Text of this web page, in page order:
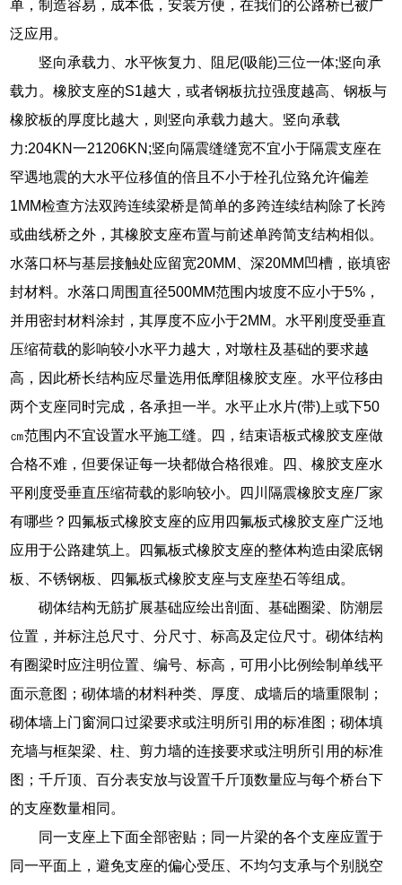
单，制造容易，成本低，安装方便，在我们的公路桥已被广
泛应用。
竖向承载力、水平恢复力、阻尼(吸能)三位一体;竖向承
载力。橡胶支座的S1越大，或者钢板抗拉强度越高、钢板与
橡胶板的厚度比越大，则竖向承载力越大。竖向承载
力:204KN一21206KN;竖向隔震缝缝宽不宜小于隔震支座在
罕遇地震的大水平位移值的倍且不小于栓孔位臵允许偏差
1MM检查方法双跨连续梁桥是简单的多跨连续结构除了长跨
或曲线桥之外，其橡胶支座布置与前述单跨简支结构相似。
水落口杯与基层接触处应留宽20MM、深20MM凹槽，嵌填密
封材料。水落口周围直径500MM范围内坡度不应小于5%，
并用密封材料涂封，其厚度不应小于2MM。水平刚度受垂直
压缩荷载的影响较小水平力越大，对墩柱及基础的要求越
高，因此桥长结构应尽量选用低摩阻橡胶支座。水平位移由
两个支座同时完成，各承担一半。水平止水片(带)上或下50
㎝范围内不宜设置水平施工缝。四，结束语板式橡胶支座做
合格不难，但要保证每一块都做合格很难。四、橡胶支座水
平刚度受垂直压缩荷载的影响较小。四川隔震橡胶支座厂家
有哪些？四氟板式橡胶支座的应用四氟板式橡胶支座广泛地
应用于公路建筑上。四氟板式橡胶支座的整体构造由梁底钢
板、不锈钢板、四氟板式橡胶支座与支座垫石等组成。
砌体结构无筋扩展基础应绘出剖面、基础圈梁、防潮层
位置，并标注总尺寸、分尺寸、标高及定位尺寸。砌体结构
有圈梁时应注明位置、编号、标高，可用小比例绘制单线平
面示意图；砌体墙的材料种类、厚度、成墙后的墙重限制；
砌体墙上门窗洞口过梁要求或注明所引用的标准图；砌体填
充墙与框架梁、柱、剪力墙的连接要求或注明所引用的标准
图；千斤顶、百分表安放与设置千斤顶数量应与每个桥台下
的支座数量相同。
同一支座上下面全部密贴；同一片梁的各个支座应置于
同一平面上，避免支座的偏心受压、不均匀支承与个别脱空